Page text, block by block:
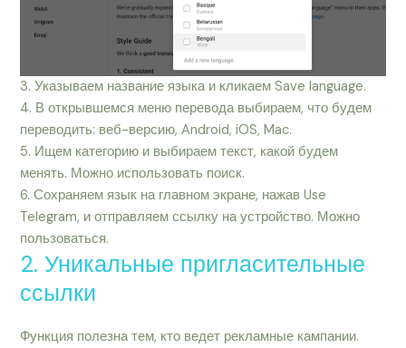
3. Указываем название языка и кликаем Save language.
4. В открывшемся меню перевода выбираем, что будем
переводить: веб-версию, Android, iOS, Mac.
5. Ищем категорию и выбираем текст, какой будем
менять. Можно использовать поиск.
6. Сохраняем язык на главном экране, нажав Use
Telegram, и отправляем ссылку на устройство. Можно
пользоваться.
2. Уникальные пригласительные
ссылки
Функция полезна тем, кто ведет рекламные кампании.